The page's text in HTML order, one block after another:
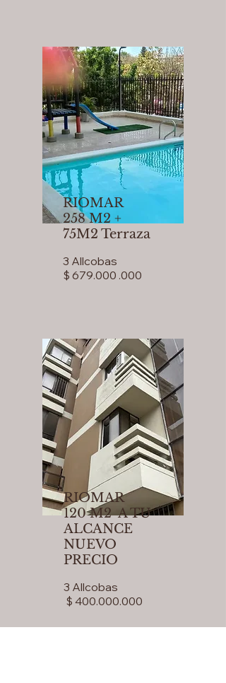
RIOMAR
258 M2 +
75M2 Terraza
3 Allcobas
$ 679.000 .000
RIOMAR
120M2 A TU
ALCANCE
NUEVO
PRECIO
3 Allcobas
$ 400.000.000